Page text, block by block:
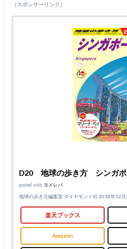
（スポンサーリンク）
D20 地球の歩き方 シンガ
posted with ヨメレバ
地球の歩き方編集室 ダイヤモンド社 2018年12月
楽天ブックス
Amazon